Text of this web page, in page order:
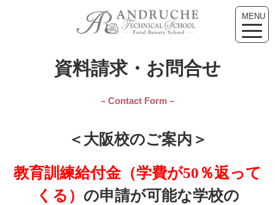
MENU
toggle
資料請求・お問合せ
– Contact Form –
＜大阪校のご案内＞
教育訓練給付金（学費が50％返って
くる） の申請が可能な学校の